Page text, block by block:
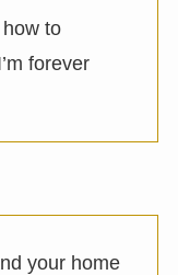
to
forever
your home